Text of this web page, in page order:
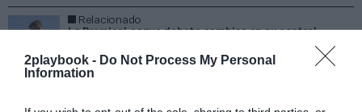
2playbook - Do Not Process My Personal
Information
Relacionado
La Premier League debate cambios en su control